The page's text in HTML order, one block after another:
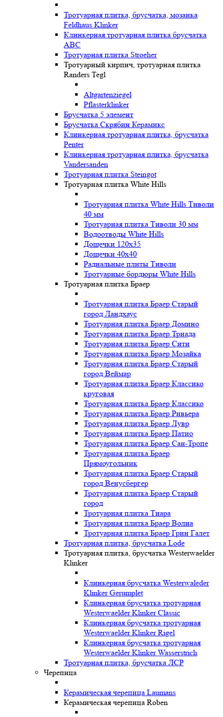
Тротуарная плитка, брусчатка, мозаика
Feldhaus Klinker
Клинкерная тротуарная плитка брусчатка
ABC
Тротуарная плитка Stroeher
Тротуарный кирпич, тротуарная плитка
Randers Tegl
Altgartenziegel
Pflasterklinker
Брусчатка 5 элемент
Брусчатка Скрябин Керамикс
Клинкерная тротуарная плитка, брусчатка
Penter
Клинкерная тротуарная плитка, брусчатка
Vandersanden
Тротуарная плитка Steingot
Тротуарная плитка White Hills
Тротуарная плитка White Hills Тиволи
40 мм
Тротуарная плитка Тиволи 30 мм
Водоотводы White Hills
Дощечки 120x35
Дощечки 40x40
Радиальные плиты Тиволи
Тротуарные бордюры White Hills
Тротуарная плитка Браер
Тротуарная плитка Браер Старый
город Ландхаус
Тротуарная плитка Браер Домино
Тротуарная плитка Браер Триада
Тротуарная плитка Браер Сити
Тротуарная плитка Браер Мозайка
Тротуарная плитка Браер Старый
город Веймар
Тротуарная плитка Браер Классико
круговая
Тротуарная плитка Браер Классико
Тротуарная плитка Браер Ривьера
Тротуарная плитка Браер Лувр
Тротуарная плитка Браер Патио
Тротуарная плитка Браер Сан-Тропе
Тротуарная плитка Браер
Прямоугольник
Тротуарная плитка Браер Старый
город Венусбергер
Тротуарная плитка Браер Старый
город
Тротуарная плитка Тиара
Тротуарная плитка Браер Волна
Тротуарная плитка Браер Грин Галет
Тротуарная плитка, брусчатка Lode
Тротуарная плитка, брусчатка Westerwaelder
Klinker
Клинкерная брусчатка Westerwaleder
Klinker Gerumplet
Клинкерная брусчатка тротуарная
Westerwaelder Klinker Classic
Клинкерная брусчатка тротуарная
Westerwaelder Klinker Rigel
Клинкерная брусчатка тротуарная
Westerwaelder Klinker Wasserstrich
Тротуарная плитка, брусчатка ЛСР
Черепица
Керамическая черепица Laumans
Керамическая черепица Roben